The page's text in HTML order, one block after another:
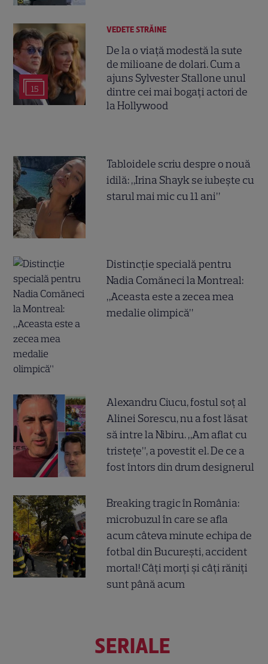
15
VEDETE STRĂINE
De la o viață modestă la sute
de milioane de dolari. Cum a
ajuns Sylvester Stallone unul
dintre cei mai bogați actori de
la Hollywood
Tabloidele scriu despre o nouă
idilă: „Irina Shayk se iubește cu
starul mai mic cu 11 ani”
Distincție specială pentru
Nadia Comăneci la Montreal:
„Aceasta este a zecea mea
medalie olimpică”
Alexandru Ciucu, fostul soț al
Alinei Sorescu, nu a fost lăsat
să intre la Nibiru. „Am aflat cu
tristețe”, a povestit el. De ce a
fost întors din drum designerul
Breaking tragic în România:
microbuzul în care se afla
acum câteva minute echipa de
fotbal din București, accident
mortal! Câți morți și câți răniți
sunt până acum
SERIALE